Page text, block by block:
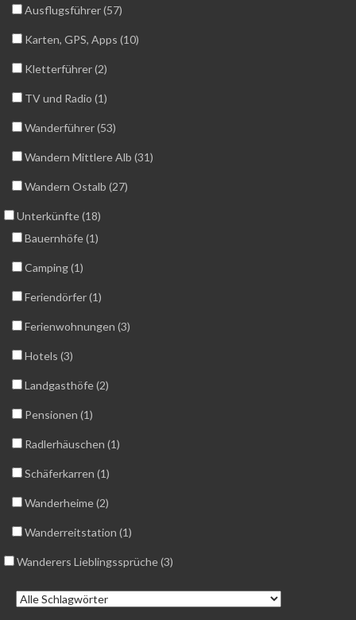
Ausflugsführer (57)
Karten, GPS, Apps (10)
Kletterführer (2)
TV und Radio (1)
Wanderführer (53)
Wandern Mittlere Alb (31)
Wandern Ostalb (27)
Unterkünfte (18)
Bauernhöfe (1)
Camping (1)
Feriendörfer (1)
Ferienwohnungen (3)
Hotels (3)
Landgasthöfe (2)
Pensionen (1)
Radlerhäuschen (1)
Schäferkarren (1)
Wanderheime (2)
Wanderreitstation (1)
Wanderers Lieblingssprüche (3)